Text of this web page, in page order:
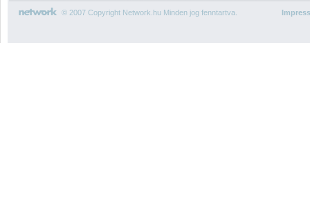
© 2007 Copyright Network.hu Minden jog fenntartva.